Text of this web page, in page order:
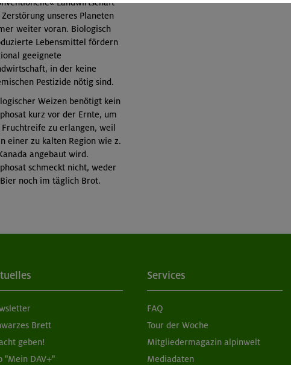
Landwirtschaft
unseres Planeten
weiter voran. Biologisch
Lebensmittel fördern
geeignete
in der keine
Pestizide nötig sind.
Weizen benötigt kein
kurz vor der Ernte, um
zu erlangen, weil
einer zu kalten Region wie z.
angebaut wird.
schmeckt nicht, weder
noch im täglich Brot.
Brett
geben!
"Mein DAV+"
Services
FAQ
Tour der Woche
Mitgliedermagazin alpinwelt
Mediadaten